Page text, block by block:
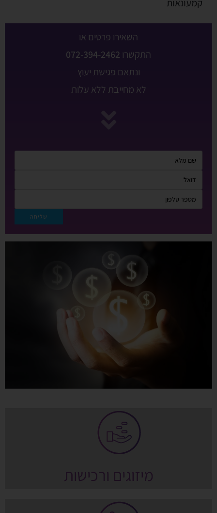
קמעונאות
השאירו פרטים או
התקשרו 072-394-2462
ונתאם פגישת יעוץ
לא מחייבת ללא עלות
מיזוגים ורכישות